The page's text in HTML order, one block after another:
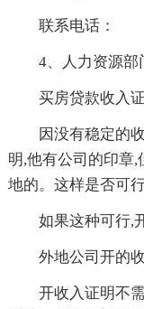
联系电话：
4、人力资源部
买房贷款收入
因没有稳定的
明,他有公司的印章
地的。这样是否可
如果这种可行,
外地公司开的
开收入证明不